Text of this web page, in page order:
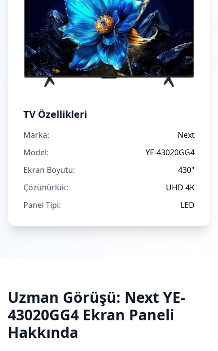
TV Özellikleri
Marka:
Next
Model:
YE-43020GG4
Ekran Boyutu:
430"
Çözünürlük:
UHD 4K
Panel Tipi:
LED
Uzman Görüşü: Next YE-
43020GG4 Ekran Paneli
Hakkında